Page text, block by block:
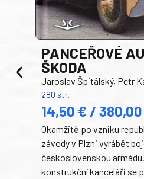
PANCEŘOVÉ
ŠKODA
Jaroslav Špitálský, Petr
280 str.
14,50 € /
Okamžitě po vzniku
závody v Plzni vyrábět
československou
konstrukční kanceláři se